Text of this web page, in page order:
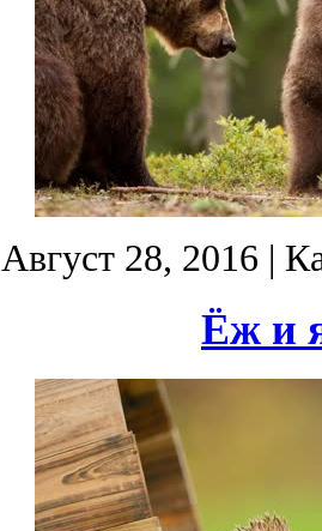
Август 28, 2016 |
Ёж и